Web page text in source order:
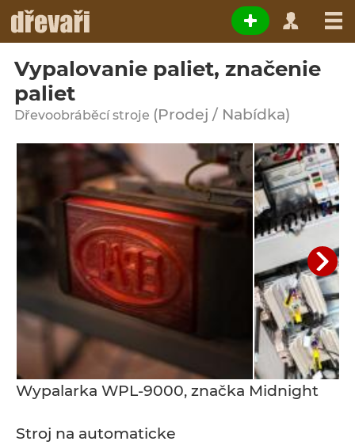
Vypalovanie paliet, značenie
paliet
Dřevoobráběcí stroje (Prodej / Nabídka)
Wypalarka WPL-9000, značka Midnight
Stroj na automaticke